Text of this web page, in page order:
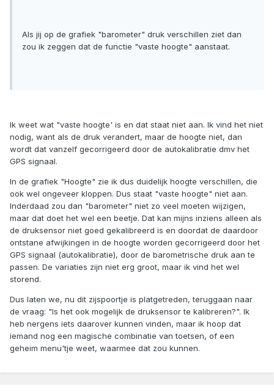
Als jij op de grafiek "barometer" druk verschillen ziet dan
zou ik zeggen dat de functie "vaste hoogte" aanstaat.
Ik weet wat "vaste hoogte' is en dat staat niet aan. Ik vind het niet
nodig, want als de druk verandert, maar de hoogte niet, dan
wordt dat vanzelf gecorrigeerd door de autokalibratie dmv het
GPS signaal.
In de grafiek "Hoogte" zie ik dus duidelijk hoogte verschillen, die
ook wel ongeveer kloppen. Dus staat "vaste hoogte" niet aan.
Inderdaad zou dan "barometer" niet zo veel moeten wijzigen,
maar dat doet het wel een beetje. Dat kan mijns inziens alleen als
de druksensor niet goed gekalibreerd is en doordat de daardoor
ontstane afwijkingen in de hoogte worden gecorrigeerd door het
GPS signaal (autokalibratie), door de barometrische druk aan te
passen. De variaties zijn niet erg groot, maar ik vind het wel
storend.
Dus laten we, nu dit zijspoortje is platgetreden, teruggaan naar
de vraag: "Is het ook mogelijk de druksensor te kalibreren?". Ik
heb nergens iets daarover kunnen vinden, maar ik hoop dat
iemand nog een magische combinatie van toetsen, of een
geheim menu'tje weet, waarmee dat zou kunnen.